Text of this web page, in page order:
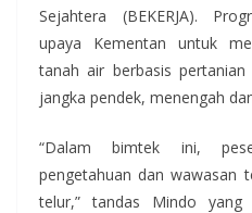
Sejahtera (BEKERJA).
upaya Kementan untuk
tanah air berbasis
jangka pendek, menengah
“Dalam bimtek ini,
pengetahuan dan wawasan
telur,” tandas Mindo